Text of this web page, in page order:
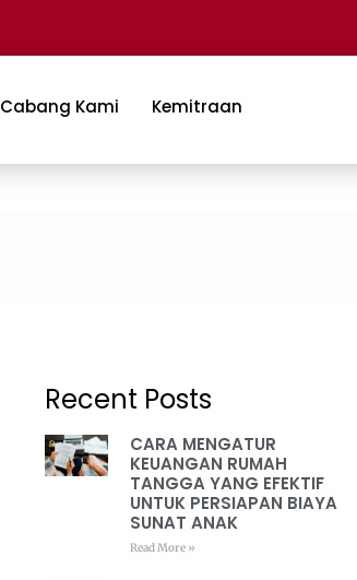
Cabang Kami Kemitraan
Recent Posts
CARA MENGATUR
KEUANGAN RUMAH
TANGGA YANG EFEKTIF
UNTUK PERSIAPAN BIAYA
SUNAT ANAK
Read More »